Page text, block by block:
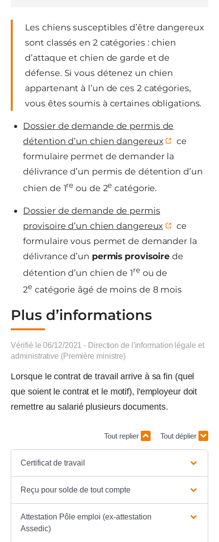
Les chiens susceptibles d’être dangereux
sont classés en 2 catégories : chien
d’attaque et chien de garde et de
défense. Si vous détenez un chien
appartenant à l’un de ces 2 catégories,
vous êtes soumis à certaines obligations.
Dossier de demande de permis de
détention d’un chien dangereux
ce
formulaire permet de demander la
délivrance d’un permis de détention d’un
chien de 1re ou de 2e catégorie.
Dossier de demande de permis
provisoire d’un chien dangereux
ce
formulaire vous permet de demander la
délivrance d’un permis provisoire de
détention d’un chien de 1re ou de
2e catégorie âgé de moins de 8 mois
Plus d’informations
Vérifié le 06/12/2021 - Direction de l'information légale et
administrative (Première ministre)
Lorsque le contrat de travail arrive à sa fin (quel
que soient le contrat et le motif), l'employeur doit
remettre au salarié plusieurs documents.
Tout replier Tout déplier
Certificat de travail
Reçu pour solde de tout compte
Attestation Pôle emploi (ex-attestation
Assedic)